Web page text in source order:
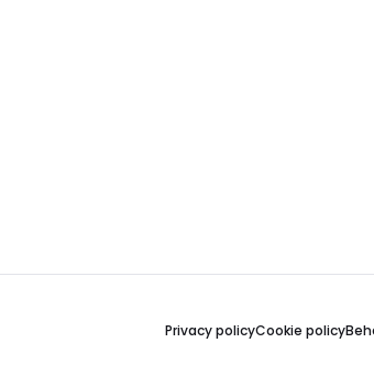
Privacy policyCookie policy